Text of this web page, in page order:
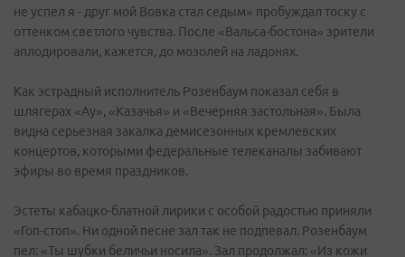
не успел я - друг мой Вовка стал седым» пробуждал тоску с
оттенком светлого чувства. После «Вальса-бостона» зрители
аплодировали, кажется, до мозолей на ладонях.
Как эстрадный исполнитель Розенбаум показал себя в
шлягерах «Ау», «Казачья» и «Вечерняя застольная». Была
видна серьезная закалка демисезонных кремлевских
концертов, которыми федеральные телеканалы забивают
эфиры во время праздников.
Эстеты кабацко-блатной лирики с особой радостью приняли
«Гоп-стоп». Ни одной песне зал так не подпевал. Розенбаум
пел: «Ты шубки беличьи носила». Зал продолжал: «Из кожи